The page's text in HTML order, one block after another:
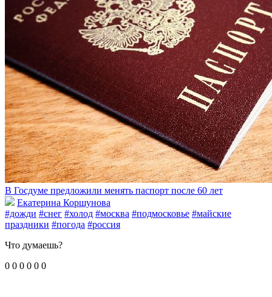
В Госдуме предложили менять паспорт после 60 лет
Екатерина Коршунова
#дожди #снег #холод #москва #подмосковье #майские
праздники #погода #россия
Что думаешь?
0 0 0 0 0 0